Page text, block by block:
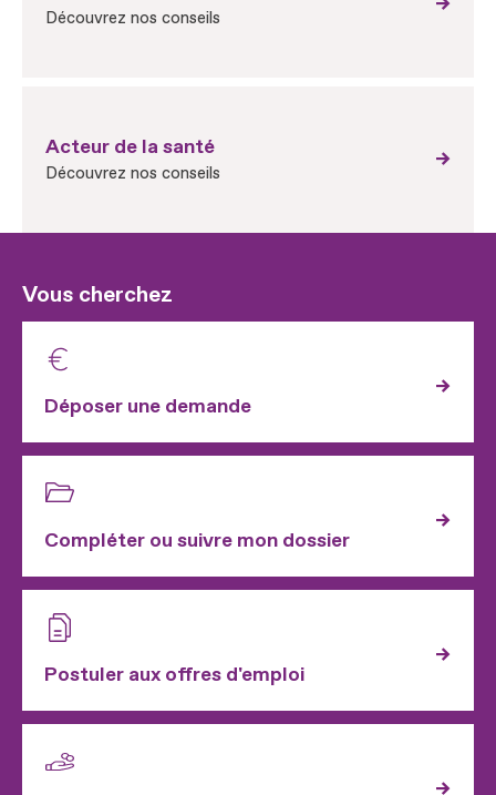
Découvrez nos conseils
Acteur de la santé
Découvrez nos conseils
Vous cherchez
Déposer une demande
Compléter ou suivre mon dossier
Postuler aux offres d'emploi